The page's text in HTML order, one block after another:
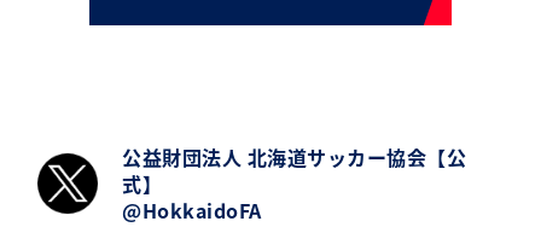
公益財団法人 北海道サッカー協会【公
式】
@HokkaidoFA